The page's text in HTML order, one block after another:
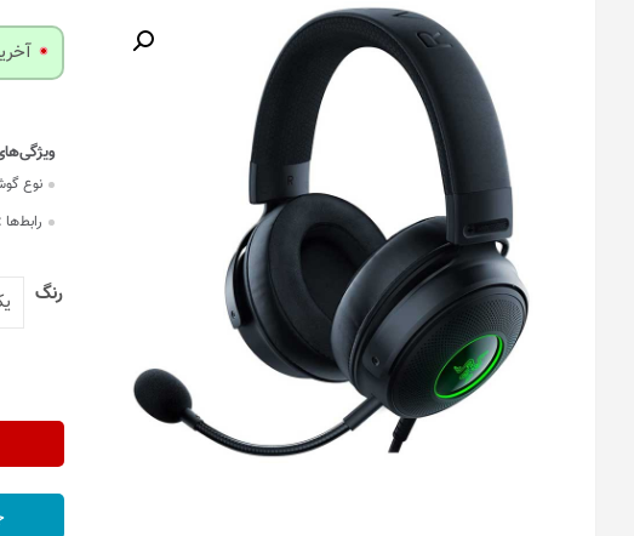
نوع
رابط‌ها :
رنگ